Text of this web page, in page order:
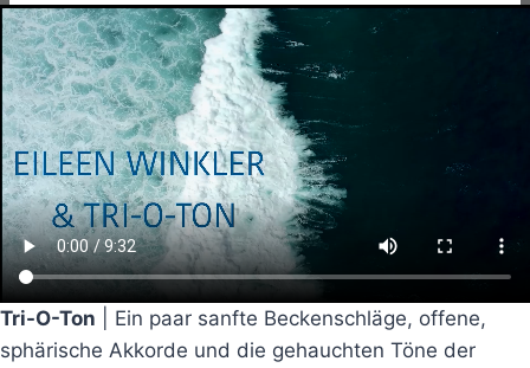
Tri-O-Ton | Ein paar sanfte Beckenschläge, offene,
sphärische Akkorde und die gehauchten Töne der